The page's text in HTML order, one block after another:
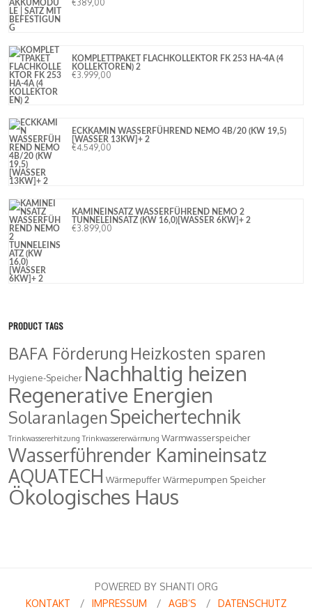
€389,00
KOMPLETTPAKET FLACHKOLLEKTOR FK 253 HA-4A (4
KOLLEKTOREN) 2
€3.999,00
ECKKAMIN WASSERFÜHREND NEMO 4B/20 (KW 19,5)
[WASSER 13KW]+ 2
€4.549,00
KAMINEINSATZ WASSERFÜHREND NEMO 2
TUNNELEINSATZ (KW 16,0)[WASSER 6KW]+ 2
€3.899,00
PRODUCT TAGS
BAFA Förderung Heizkosten sparen
Hygiene-Speicher Nachhaltig heizen
Regenerative Energien
Solaranlagen Speichertechnik
Trinkwassererhitzung Trinkwassererwärmung Warmwasserspeicher
Wasserführender Kamineinsatz
AQUATECH WärmepufferWärmepumpen Speicher
Ökologisches Haus
POWERED BY SHANTI ORG
KONTAKT
IMPRESSUM AGB’S DATENSCHUTZ